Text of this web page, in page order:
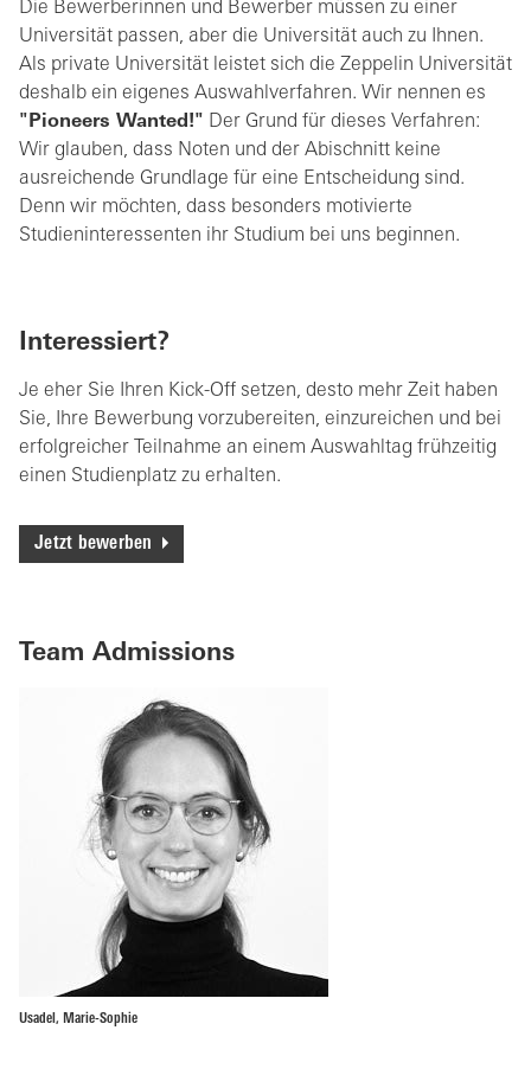
Die Bewerberinnen und Bewerber müssen zu einer
Universität passen, aber die Universität auch zu Ihnen.
Als private Universität leistet sich die Zeppelin Universität
deshalb ein eigenes Auswahlverfahren. Wir nennen es
"Pioneers Wanted!" Der Grund für dieses Verfahren:
Wir glauben, dass Noten und der Abischnitt keine
ausreichende Grundlage für eine Entscheidung sind.
Denn wir möchten, dass besonders motivierte
Studieninteressenten ihr Studium bei uns beginnen.
Interessiert?
Je eher Sie Ihren Kick-Off setzen, desto mehr Zeit haben
Sie, Ihre Bewerbung vorzubereiten, einzureichen und bei
erfolgreicher Teilnahme an einem Auswahltag frühzeitig
einen Studienplatz zu erhalten.
Jetzt bewerben
Team Admissions
Usadel, Marie-Sophie